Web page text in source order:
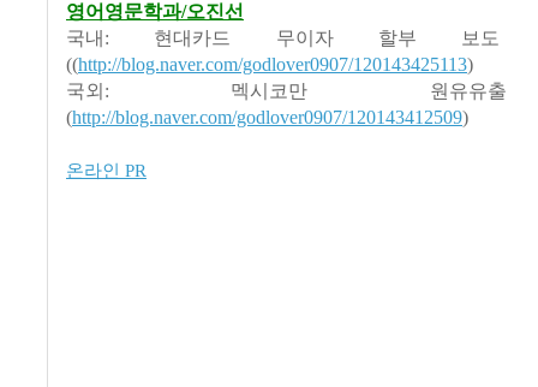
영어영문학과/오진선
국내: 현대카드 무이자 할부 보도
((http://blog.naver.com/godlover0907/120143425113)
국외: 멕시코만 원유유
(http://blog.naver.com/godlover0907/120143412509)
온라인 PR